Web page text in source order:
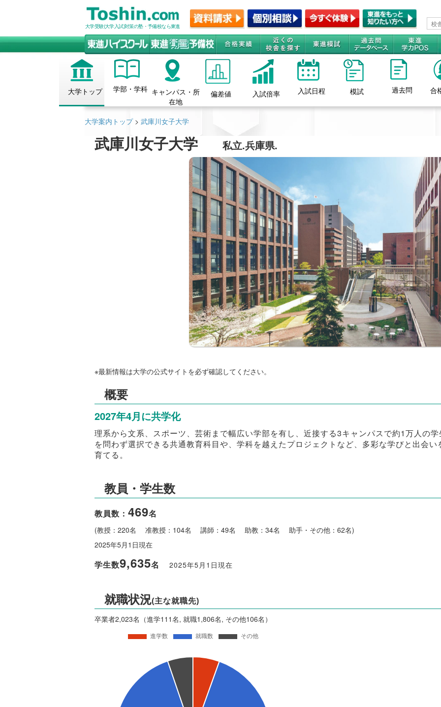
大学受験(大学入試)対策の塾・予備校なら東進
大学トップ 学部・学科 キャンパス・所
在地
偏差値 入試倍率 入試日程 模試 過去問 合
大学案内トップ> 武庫川女子大学
武庫川女子大学 私立.兵庫県.
※最新情報は大学の公式サイトを必ず確認してください。
概要
2027年4月に共学化
理系から文系、スポーツ、芸術まで幅広い学部を有し、近接する3キャンパスで約1万人の
を問わず選択できる共通教育科目や、学科を越えたプロジェクトなど、多彩な学びと出会
育てる。
教員・学生数
教員数： 469名
(教授：220名 准教授：104名 講師：49名 助教：34名 助手・その他：62名)
2025年5月1日現在
学生数9,635名 2025年5月1日現在
就職状況(主な就職先)
卒業者2,023名（進学111名, 就職1,806名, その他106名）